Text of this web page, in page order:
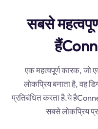
सबसे
एक महत्वपूर्ण कारक, जो
लोकप्रिय बनाता है, वह
प्रतिबंधित करता है.ये
सबसे लोकप्रिय